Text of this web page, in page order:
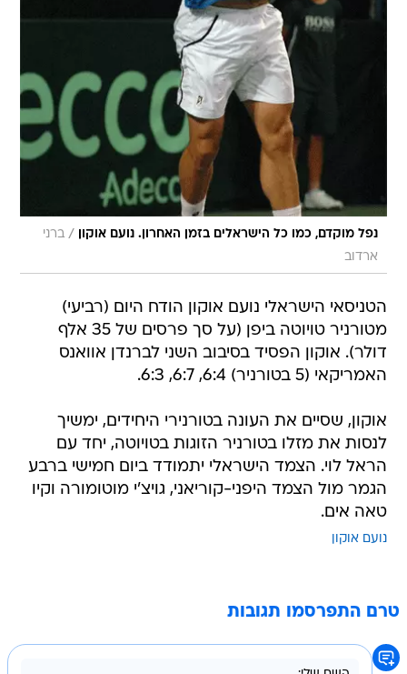
נפל מוקדם, כמו כל הישראלים בזמן האחרון. נועם אוקון / ברני
ארדוב
הטניסאי הישראלי נועם אוקון הודח היום (רביעי)
מטורניר טויוטה ביפן (על סך פרסים של 35 אלף
דולר). אוקון הפסיד בסיבוב השני לברנדן אוואנס
האמריקאי (5 בטורניר) 6:4, 6:7, 6:3.
אוקון, שסיים את העונה בטורנירי היחידים, ימשיך
לנסות את מזלו בטורניר הזוגות בטויוטה, יחד עם
הראל לוי. הצמד הישראלי יתמודד ביום חמישי ברבע
הגמר מול הצמד היפני-קוריאני, גויצ'י מוטומורה וקיו
טאה אים.
נועם אוקון
טרם התפרסמו תגובות